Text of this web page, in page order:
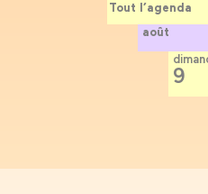
Tout l’agenda
août
9